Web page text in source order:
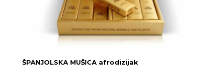
ŠPANJOLSKA MUŠICA afrodizijak